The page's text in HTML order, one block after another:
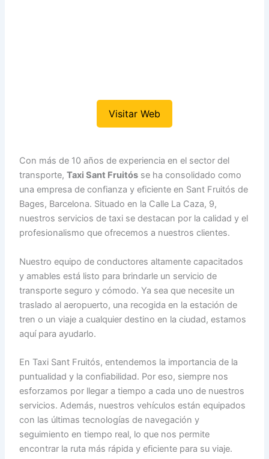
Visitar Web
Con más de 10 años de experiencia en el sector del
transporte,Taxi Sant Fruitós se ha consolidado como
una empresa de confianza y eficiente en Sant Fruitós de
Bages, Barcelona. Situado en la Calle La Caza, 9,
nuestros servicios de taxi se destacan por la calidad y el
profesionalismo que ofrecemos a nuestros clientes.
Nuestro equipo de conductores altamente capacitados
y amables está listo para brindarle un servicio de
transporte seguro y cómodo. Ya sea que necesite un
traslado al aeropuerto, una recogida en la estación de
tren o un viaje a cualquier destino en la ciudad, estamos
aquí para ayudarlo.
En Taxi Sant Fruitós, entendemos la importancia de la
puntualidad y la confiabilidad. Por eso, siempre nos
esforzamos por llegar a tiempo a cada uno de nuestros
servicios. Además, nuestros vehículos están equipados
con las últimas tecnologías de navegación y
seguimiento en tiempo real, lo que nos permite
encontrar la ruta más rápida y eficiente para su viaje.